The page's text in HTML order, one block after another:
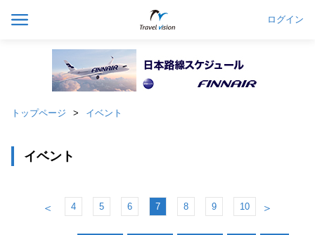
ログイン
トップページ イベント
イベント
＜ 4 5 6 7 8 9 10 ＞